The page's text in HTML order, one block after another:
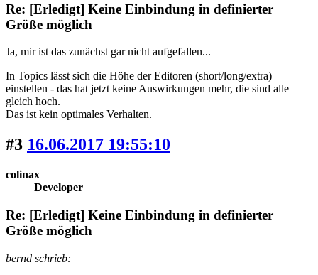
Re: [Erledigt] Keine Einbindung in definierter
Größe möglich
Ja, mir ist das zunächst gar nicht aufgefallen...
In Topics lässt sich die Höhe der Editoren (short/long/extra)
einstellen - das hat jetzt keine Auswirkungen mehr, die sind alle
gleich hoch.
Das ist kein optimales Verhalten.
#3 16.06.2017 19:55:10
colinax
Developer
Re: [Erledigt] Keine Einbindung in definierter
Größe möglich
bernd schrieb: